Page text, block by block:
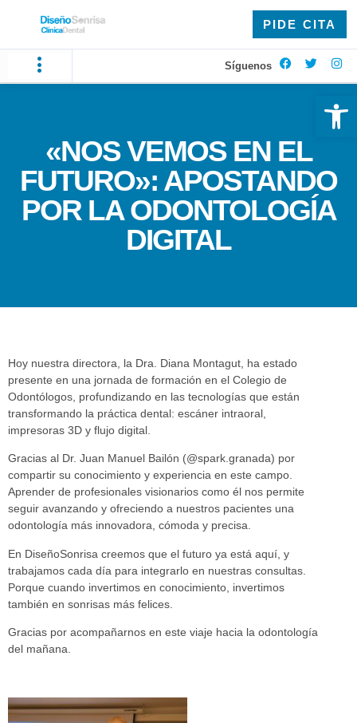
PIDE CITA
Síguenos
«NOS VEMOS EN EL
FUTURO»: APOSTANDO
POR LA ODONTOLOGÍA
DIGITAL
Hoy nuestra directora, la Dra. Diana Montagut, ha estado
presente en una jornada de formación en el Colegio de
Odontólogos, profundizando en las tecnologías que están
transformando la práctica dental: escáner intraoral,
impresoras 3D y flujo digital.
Gracias al Dr. Juan Manuel Bailón (@spark.granada) por
compartir su conocimiento y experiencia en este campo.
Aprender de profesionales visionarios como él nos permite
seguir avanzando y ofreciendo a nuestros pacientes una
odontología más innovadora, cómoda y precisa.
En DiseñoSonrisa creemos que el futuro ya está aquí, y
trabajamos cada día para integrarlo en nuestras consultas.
Porque cuando invertimos en conocimiento, invertimos
también en sonrisas más felices.
Gracias por acompañarnos en este viaje hacia la odontología
del mañana.